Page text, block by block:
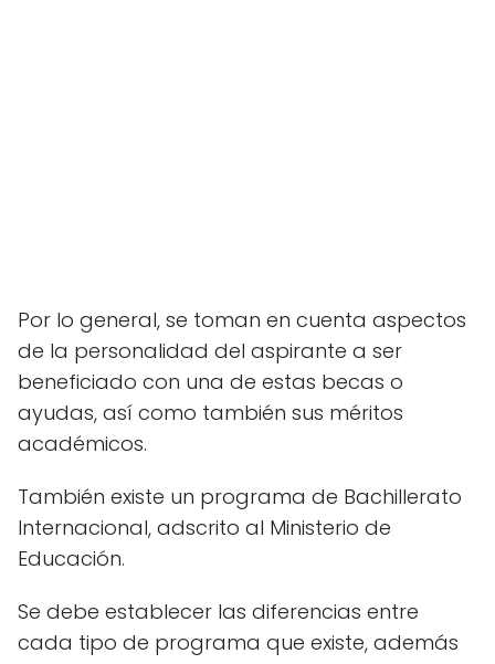
Por lo general, se toman en cuenta aspectos
de la personalidad del aspirante a ser
beneficiado con una de estas becas o
ayudas, así como también sus méritos
académicos.
También existe un programa de Bachillerato
Internacional, adscrito al Ministerio de
Educación.
Se debe establecer las diferencias entre
cada tipo de programa que existe, además